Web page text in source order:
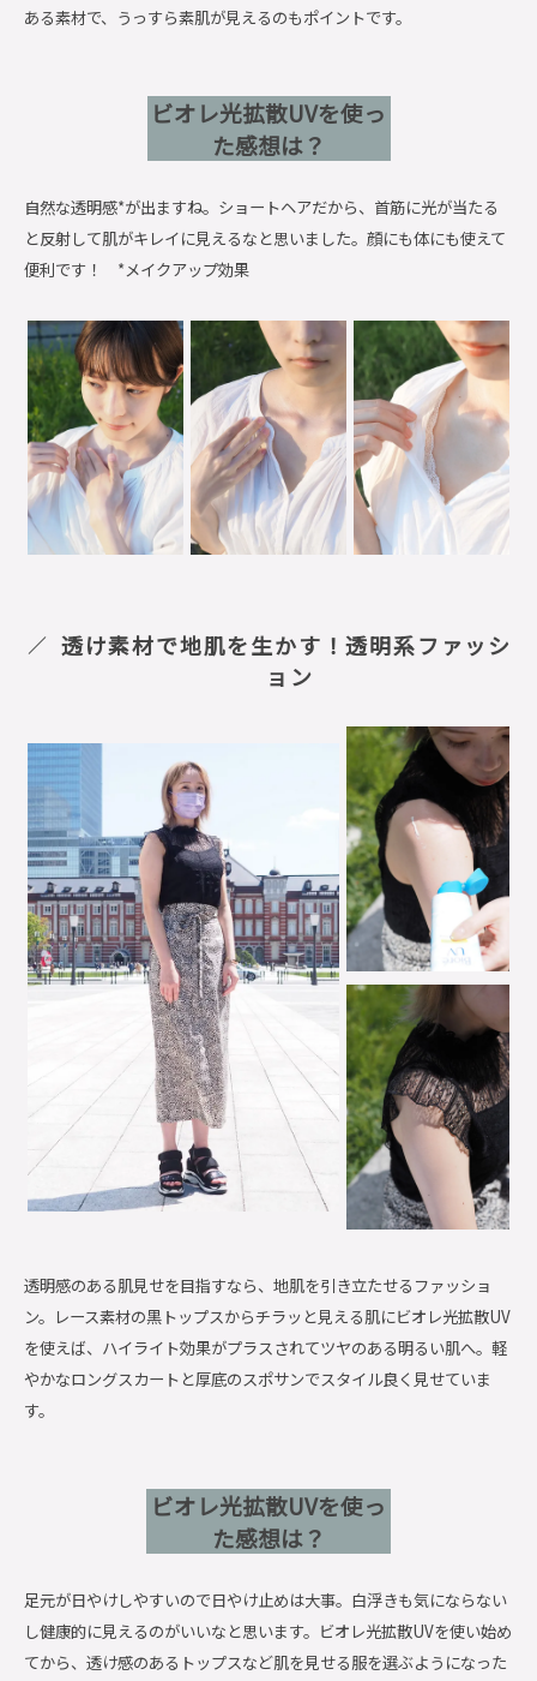
ある素材で、うっすら素肌が見えるのもポイントです。
ビオレ光拡散UVを使っ
た感想は？
自然な透明感*が出ますね。ショートヘアだから、首筋に光が当たる
と反射して肌がキレイに見えるなと思いました。顔にも体にも使えて
便利です！ *メイクアップ効果
透け素材で地肌を生かす！透明系ファッシ
ョン
透明感のある肌見せを目指すなら、地肌を引き立たせるファッショ
ン。レース素材の黒トップスからチラッと見える肌にビオレ光拡散UV
を使えば、ハイライト効果がプラスされてツヤのある明るい肌へ。軽
やかなロングスカートと厚底のスポサンでスタイル良く見せていま
す。
ビオレ光拡散UVを使っ
た感想は？
足元が日やけしやすいので日やけ止めは大事。白浮きも気にならない
し健康的に見えるのがいいなと思います。ビオレ光拡散UVを使い始め
てから、透け感のあるトップスなど肌を見せる服を選ぶようになった